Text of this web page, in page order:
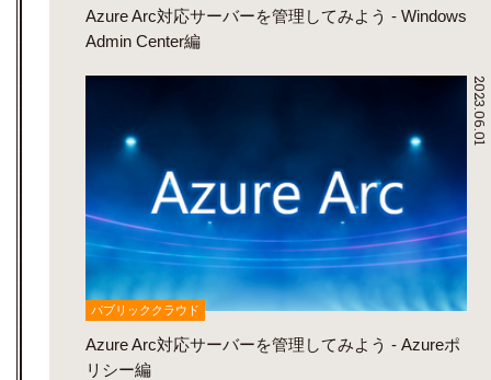
Azure Arc対応サーバーを管理してみよう - Windows
Admin Center編
2023.06.01
パブリッククラウド
Azure Arc対応サーバーを管理してみよう - Azureポ
リシー編